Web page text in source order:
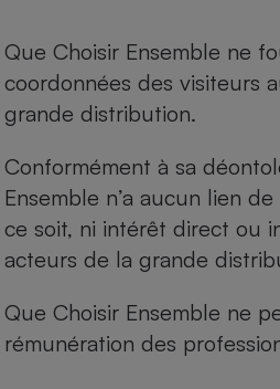
Que Choisir Ensemble ne
coordonnées des visiteurs
grande distribution.
Conformément à sa
Ensemble n’a aucun lien
ce soit, ni intérêt direct ou
acteurs de la grande
Que Choisir Ensemble ne
rémunération des